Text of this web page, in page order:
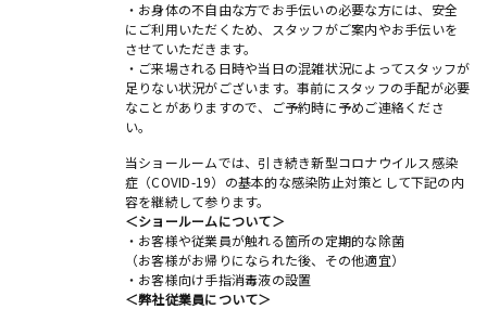
・お身体の不自由な方でお手伝いの必要な方には、安全
にご利用いただくため、スタッフがご案内やお手伝いを
させていただきます。
・ご来場される日時や当日の混雑状況によってスタッフが
足りない状況がございます。事前にスタッフの手配が必要
なことがありますので、ご予約時に予めご連絡くださ
い。
当ショールームでは、引き続き新型コロナウイルス感染
症（COVID-19）の基本的な感染防止対策として下記の内
容を継続して参ります。
＜ショールームについて＞
・お客様や従業員が触れる箇所の定期的な除菌
（お客様がお帰りになられた後、その他適宜）
・お客様向け手指消毒液の設置
＜弊社従業員について＞